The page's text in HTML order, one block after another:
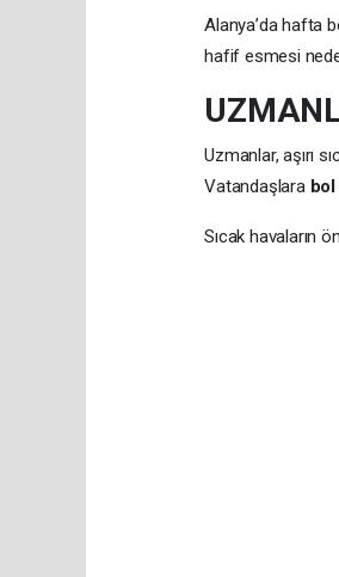
Alanya’da hafta
hafif esmesi
Uzmanlar, aşırı
Vatandaşlara
Sıcak havaların